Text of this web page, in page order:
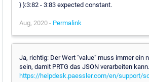
} }:3:82 - 3:83 expected constant.
Aug, 2020 - Permalink
Ja, richtig: Der Wert "value" muss immer ein
sein, damit PRTG das JSON verarbeiten
https://helpdesk.paessler.com/en/support/